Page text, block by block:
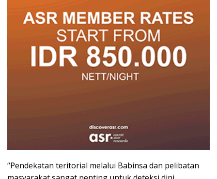
“Pendekatan teritorial melalui Babinsa dan pelibatan